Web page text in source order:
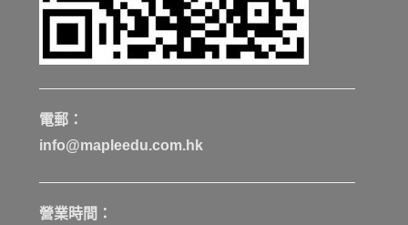
電郵：
info@mapleedu.com.hk
營業時間：